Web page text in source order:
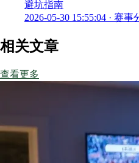
避坑指南
2026-05-30 15:55:04 · 赛事
相关文章
查看更多